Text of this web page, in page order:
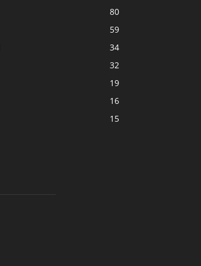
80
59
34
32
19
16
15